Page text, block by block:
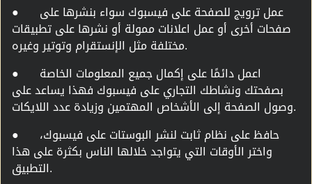
●
عمل ترويج للصفحة على فيسبوك سواء بنشرها على
صفحات أخرى أو عمل اعلانات ممولة أو نشرها على تطبيقات
مختلفة مثل الإنستقرام وتوتير وغيره.
●
اعمل دائمًا على إكمال جميع المعلومات الخاصة
بصفحتك ونشاطك التجاري على فيسبوك فهذا يساعد على
وصول الصفحة إلى الأشخاص المهتمين وزيادة عدد اللايكات.
●
حافظ على نظام ثابت لنشر البوستات على فيسبوك،
واختر الأوقات التي يتواجد خلالها الناس بكثرة على هذا
التطبيق.